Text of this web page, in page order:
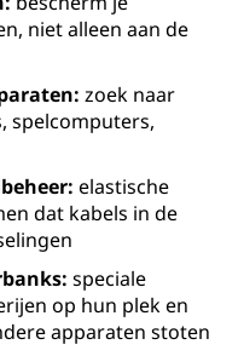
niet alleen aan de
zoek naar
spelcomputers,
elastische
dat kabels in de
speciale
op hun plek en
apparaten stoten